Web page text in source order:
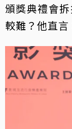
頒獎典禮會
較難？他直言